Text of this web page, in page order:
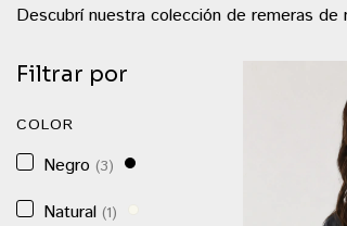
Descubrí nuestra colección de remeras
Filtrar por
COLOR
Negro (3)
Natural (1)